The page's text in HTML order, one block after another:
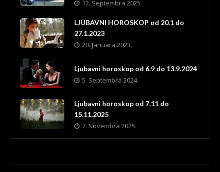
12. Septembra 2025.
LJUBAVNI HOROSKOP od 20.1 do
27.1.2023
20. Januara 2023.
Ljubavni horoskop od 6.9 do 13.9.2024
5. Septembra 2024.
Ljubavni horoskop od 7.11 do
15.11.2025
7. Novembra 2025.